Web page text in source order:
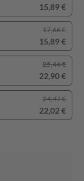
15,89 €
17,66 €
15,89 €
25,44 €
22,90 €
24,47 €
22,02 €